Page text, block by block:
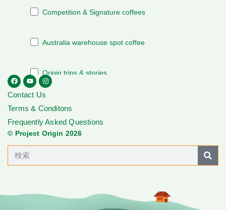
Contact Us
Terms & Conditons
Frequently Asked Questions
© Project Origin 2026